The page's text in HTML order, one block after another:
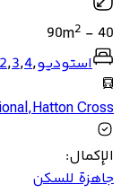
40
-
90m2
استوديو,
2,3,4
,Hatton Cross
الإكمال:
جاهزة للسكن